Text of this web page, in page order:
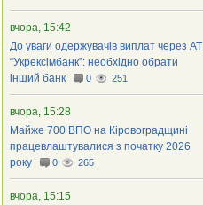
вчора, 15:42
До уваги одержувачів виплат через АТ
“Укрексімбанк”: необхідно обрати
інший банк
0 251
вчора, 15:28
Майже 700 ВПО на Кіровоградщині
працевлаштувалися з початку 2026
року
0 265
вчора, 15:15